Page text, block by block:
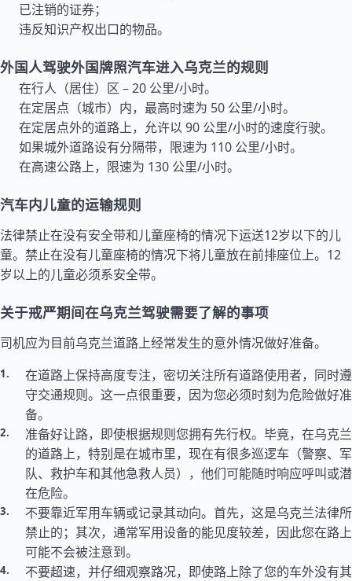
已注销的证券；
违反知识产权出口的物品。
外国人驾驶外国牌照汽车进入乌克兰的规则
在行人（居住）区 – 20 公里/小时。
在定居点（城市）内，最高时速为 50 公里/小时。
在定居点外的道路上，允许以 90 公里/小时的速度行驶。
如果城外道路设有分隔带，限速为 110 公里/小时。
在高速公路上，限速为 130 公里/小时。
汽车内儿童的运输规则
法律禁止在没有安全带和儿童座椅的情况下运送12岁以下的儿
童。禁止在没有儿童座椅的情况下将儿童放在前排座位上。12
岁以上的儿童必须系安全带。
关于戒严期间在乌克兰驾驶需要了解的事项
司机应为目前乌克兰道路上经常发生的意外情况做好准备。
在道路上保持高度专注，密切关注所有道路使用者，同时遵
守交通规则。这一点很重要，因为您必须时刻为危险做好准
备。
准备好让路，即使根据规则您拥有先行权。毕竟，在乌克兰
的道路上，特别是在城市里，现在有很多巡逻车（警察、军
队、救护车和其他急救人员），他们可能随时响应呼叫或潜
在危险。
不要靠近军用车辆或记录其动向。首先，这是乌克兰法律所
禁止的；其次，通常军用设备的能见度较差，因此您在路上
可能不会被注意到。
不要超速，并仔细观察路况，即使路上除了您的车外没有其